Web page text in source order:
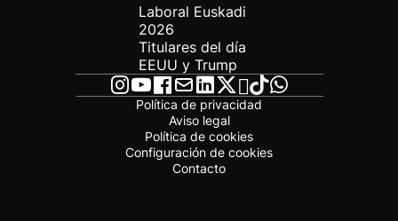
Laboral Euskadi
2026
Titulares del día
EEUU y Trump
Política de privacidad
Aviso legal
Política de cookies
Configuración de cookies
Contacto